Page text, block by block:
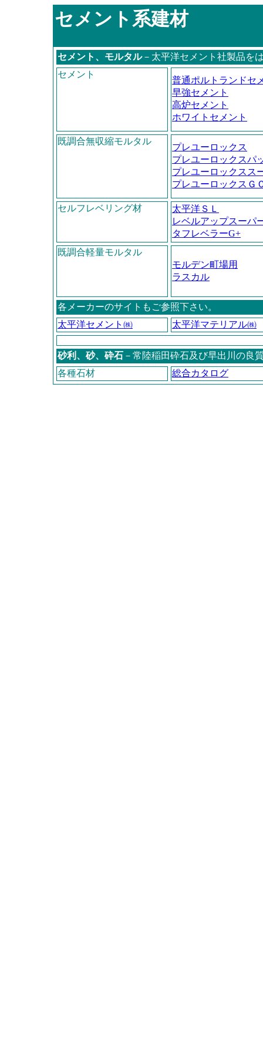
セメント系建材
セメント、モルタル－太平洋セメント社製品を
セメント
普通ポルトランドセ
早強セメント
高炉セメント
ホワイトセメント
既調合無収縮モルタル
プレユーロックス
プレユーロックスパ
プレユーロックスス
プレユーロックスＧ
セルフレベリング材
太平洋ＳＬ
レベルアップスーパ
タフレベラーG+
既調合軽量モルタル
モルデン町場用
ラスカル
各メーカーのサイトもご参照下さい。
太平洋セメント㈱
太平洋マテリアル㈱
砂利、砂、砕石 －常陸稲田砕石及び早出川の良
各種石材
総合カタログ